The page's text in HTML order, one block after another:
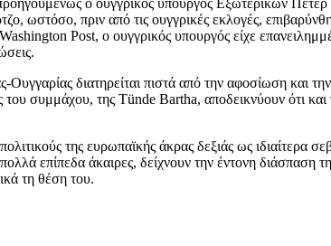
ωστόσο, πριν από τις ουγγρικές εκλογές,
Post, ο ουγγρικός υπουργός είχε
διατηρείται πιστά από την αφοσίωση και
συμμάχου, της Tünde Bartha, αποδεικνύουν ότι
της ευρωπαϊκής άκρας δεξιάς ως ιδιαίτερα
πολλά επίπεδα άκαιρες, δείχνουν την έντονη
τη θέση του.